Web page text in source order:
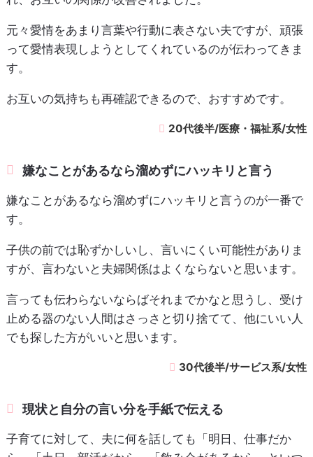
元々愛情をあまり言葉や行動に表さない夫ですが、頑張
って愛情表現しようとしてくれているのが伝わってきま
す。
お互いの気持ちも再確認できるので、おすすめです。
20代後半/医療・福祉系/女性
嫌なことがあるなら溜めずにハッキリと言う
嫌なことがあるなら溜めずにハッキリと言うのが一番で
す。
子供の前では恥ずかしいし、言いにくい可能性がありま
すが、言わないと夫婦関係はよくならないと思います。
言っても伝わらないならばそれまでかなと思うし、受け
止める器のない人間はさっさと切り捨てて、他にいい人
でも探した方がいいと思います。
30代後半/サービス系/女性
現状と自分の言い分を手紙で伝える
子育てに対して、夫に何を話しても「明日、仕事だか